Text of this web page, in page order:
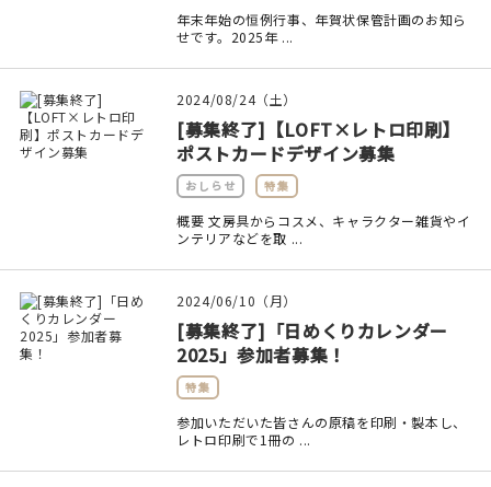
はんこ
JAMグッズ
年末年始の恒例行事、年賀状保管計画のお知ら
せです。2025年 ...
2024/08/24（土）
[募集終了]【LOFT×レトロ印刷】
ポストカードデザイン募集
おしらせ 特集
概要 文房具からコスメ、キャラクター雑貨やイ
ンテリアなどを取 ...
2024/06/10（月）
[募集終了]「日めくりカレンダー
2025」参加者募集！
特集
参加いただいた皆さんの原稿を印刷・製本し、
レトロ印刷で1冊の ...